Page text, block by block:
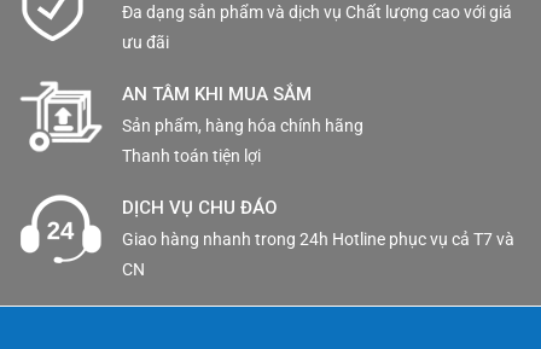
Đa dạng sản phẩm và dịch vụ Chất lượng cao với giá
ưu đãi
AN TÂM KHI MUA SẮM
Sản phẩm, hàng hóa chính hãng
Thanh toán tiện lợi
DỊCH VỤ CHU ĐÁO
Giao hàng nhanh trong 24h Hotline phục vụ cả T7 và
CN